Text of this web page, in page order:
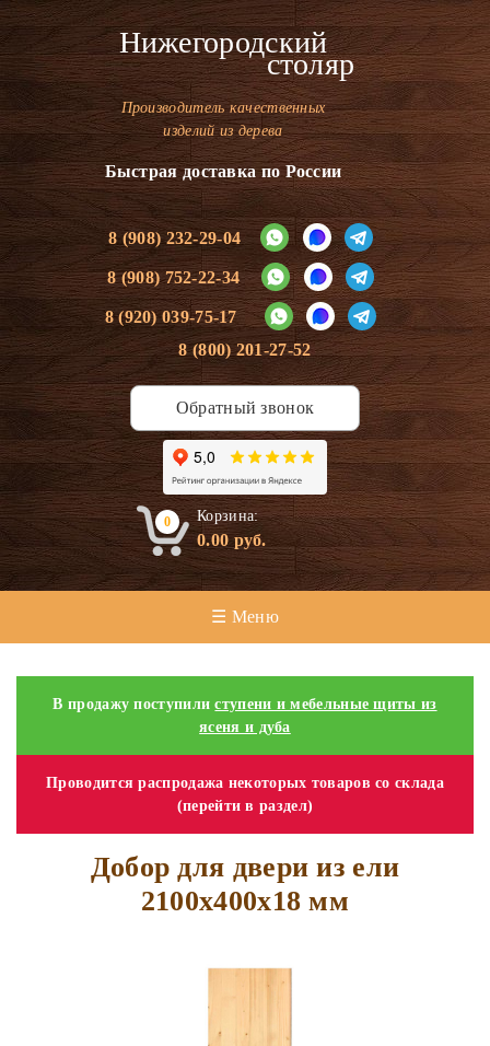
Нижегородский
столяр
Производитель качественных
изделий из дерева
Быстрая доставка по России
8 (908) 232-29-04
8 (908) 752-22-34
8 (920) 039-75-17
8 (800) 201-27-52
Обратный звонок
0 Корзина:
0.00руб.
☰ Меню
В продажу поступилиступени и мебельные щиты из
ясеня и дуба
Проводится распродажа некоторых товаров со склада
(перейти в раздел)
Добор для двери из ели
2100х400х18 мм